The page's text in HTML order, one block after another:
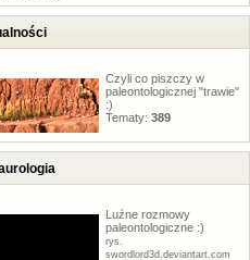
Czyli co piszczy w
paleontologicznej "trawie"
:)
Tematy: 389
Luźne rozmowy
paleontologiczne :)
rys.
swordlord3d.deviantart.com